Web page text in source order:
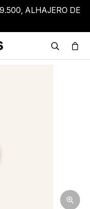
ALHAJERO DE